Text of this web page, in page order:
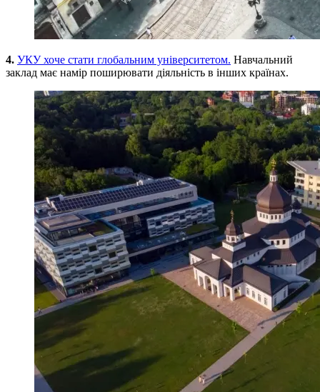
4. УКУ хоче стати глобальним університетом. Навчальний
заклад має намір поширювати діяльність в інших країнах.